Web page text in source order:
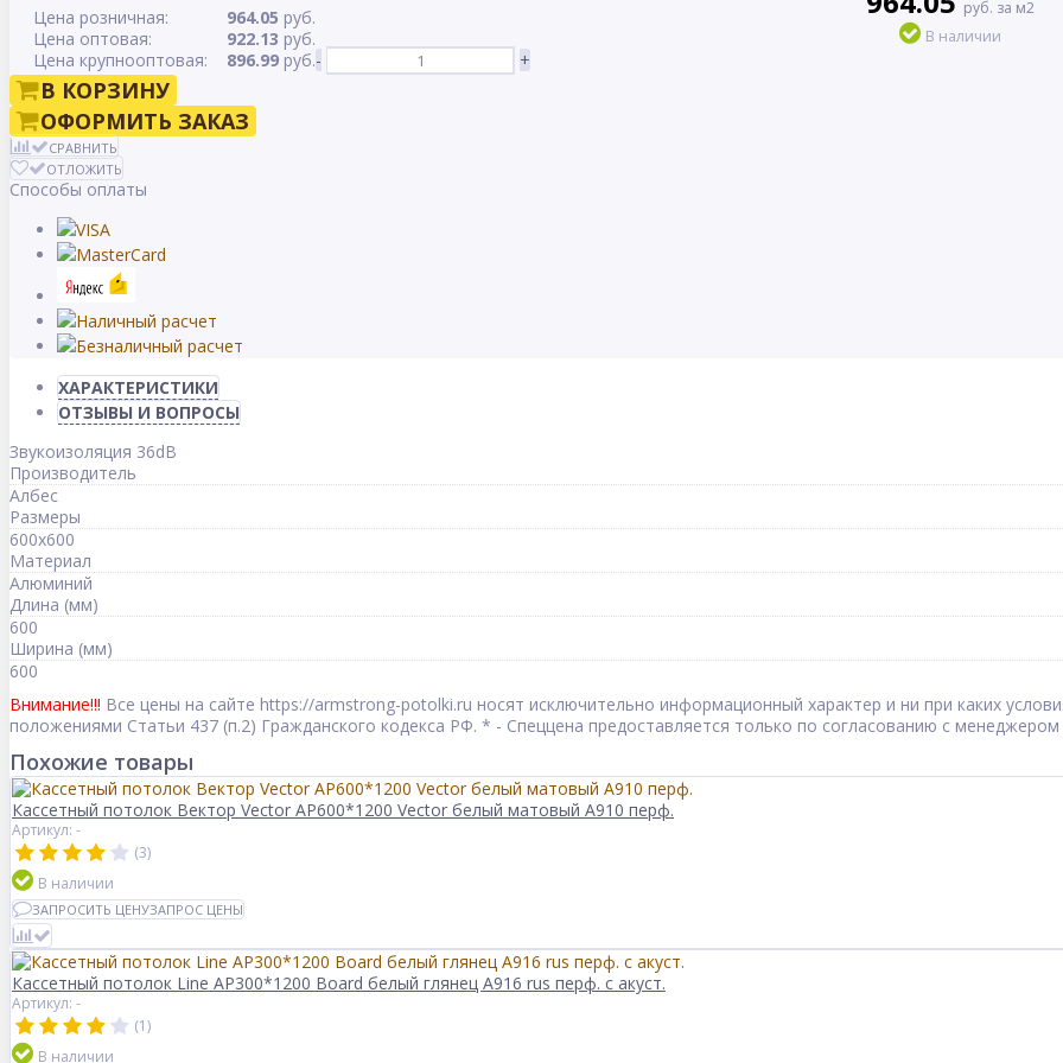
Цена розничная: 964.05 руб.
Цена оптовая:
922.13 руб.
Цена крупнооптовая:
896.99 руб.
руб. за м2
В наличии
- +
В КОРЗИНУ
ОФОРМИТЬ ЗАКАЗ
СРАВНИТЬ
ОТЛОЖИТЬ
Способы оплаты
ХАРАКТЕРИСТИКИ
ОТЗЫВЫ И ВОПРОСЫ
Звукоизоляция 36dB
Производитель
Албес
Размеры
600x600
Материал
Алюминий
Длина (мм)
600
Ширина (мм)
600
Внимание!!! Все цены на сайте https://armstrong-potolki.ru носят исключительно информационный характер и ни при каких
положениями Статьи 437 (п.2) Гражданского кодекса РФ. * - Спеццена предоставляется только по согласованию с
Похожие товары
Кассетный потолок Вектор Vector AP600*1200 Vector белый матовый А910 перф.
Артикул: -
(3)
В наличии
ЗАПРОСИТЬ ЦЕНУЗАПРОС ЦЕНЫ
Кассетный потолок Line AP300*1200 Board белый глянец А916 rus перф. с акуст.
Артикул: -
(1)
В наличии